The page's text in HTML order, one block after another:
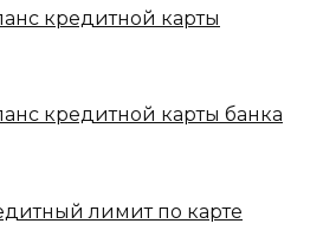
кредитной карты
кредитной карты банка
лимит по карте